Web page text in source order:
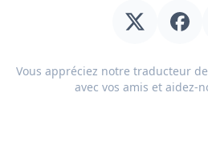
Vous appréciez notre traducteur
avec vos amis et aidez-